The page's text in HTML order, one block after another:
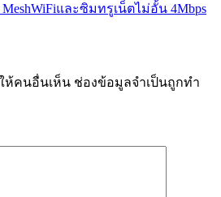
และซิมทรูเน็ตไม่อั้น 4Mbps
ห้คนอื่นเห็น ช่องข้อมูลจำเป็นถูกทำ